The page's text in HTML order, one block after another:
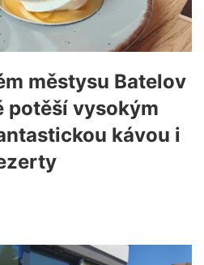
městysu Batelov
potěší vysokým
kávou i